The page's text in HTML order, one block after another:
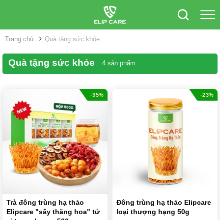
Trang chủ Quà tặng sức khỏe
Quà tặng sức khỏe 4 sản phẩm
-35%
Trà đông trùng hạ thảo
Elipcare "sấy thăng hoa" tứ
-23%
Đông trùng hạ thảo Elipcare
loại thượng hạng 50g